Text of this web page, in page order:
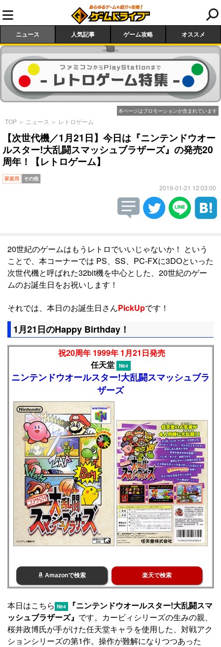
ニュース 人気記事 ゲーム攻略 オススメ
本ページはプロモーションが含まれています
TOP ＞ ニュース ＞ レトロゲーム
【次世代機／1月21日】今日は『ニンテンドウオー
ルスター!大乱闘スマッシュブラザーズ』の発売20
周年！【レトロゲーム】
家庭用 その他
2019-01-21 12:03:00
20世紀のゲームはもうレトロでいいじゃないか！ という
ことで、本コーナーでは PS、SS、PC-FXに3DOといった
次世代機と呼ばれた32bit機を中心とした、20世紀のゲー
ムのお誕生日をお祝いします！
それでは、本日のお誕生日さんPickUpです！
1月21日のHappy Birthday！
祝20周年 1999年 1月21日発売
任天堂
N64
ニンテンドウオールスター!大乱闘スマッシュブラ
ザーズ
Amazonで検索 楽天で検索
本日はこちら N64
『ニンテンドウオールスター!大乱闘スマ
ッシュブラザーズ』 です。カービィシリーズの生みの親、
桜井政博氏が手がけた任天堂キャラを使用した、対戦アク
ションシリーズの第1作。操作が難解になりつつあった